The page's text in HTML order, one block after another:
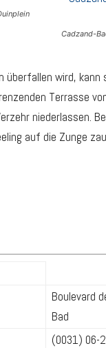
Cadzand-
überfallen wird,
Terrasse
niederlassen.
auf die Zunge
Boulevard
Bad
(0031) 06-